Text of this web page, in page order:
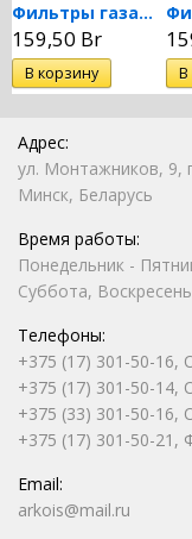
Фильтры газа сетчатый ФС-25
159,50 Br
Адрес:
ул. Монтажников, 9,
Минск, Беларусь
Время работы:
Понедельник -
Суббота,
Телефоны:
+375 (17) 301-50-16,
+375 (17) 301-50-14,
+375 (33) 301-50-
+375 (17) 301-50-21,
Email:
arkois@mail.ru